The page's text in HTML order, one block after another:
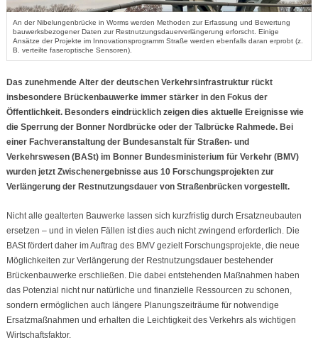
An der Nibelungenbrücke in Worms werden Methoden zur Erfassung und Bewertung
bauwerksbezogener Daten zur Restnutzungsdauerverlängerung erforscht. Einige
Ansätze der Projekte im Innovationsprogramm Straße werden ebenfalls daran erprobt (z.
B. verteilte faseroptische Sensoren).
Das zunehmende Alter der deutschen Verkehrsinfrastruktur rückt
insbesondere Brückenbauwerke immer stärker in den Fokus der
Öffentlichkeit. Besonders eindrücklich zeigen dies aktuelle Ereignisse wie
die Sperrung der Bonner Nordbrücke oder der Talbrücke Rahmede. Bei
einer Fachveranstaltung der Bundesanstalt für Straßen- und
Verkehrswesen (BASt) im Bonner Bundesministerium für Verkehr (BMV)
wurden jetzt Zwischenergebnisse aus 10 Forschungsprojekten zur
Verlängerung der Restnutzungsdauer von Straßenbrücken vorgestellt.
Nicht alle gealterten Bauwerke lassen sich kurzfristig durch Ersatzneubauten
ersetzen – und in vielen Fällen ist dies auch nicht zwingend erforderlich. Die
BASt fördert daher im Auftrag des BMV gezielt Forschungsprojekte, die neue
Möglichkeiten zur Verlängerung der Restnutzungsdauer bestehender
Brückenbauwerke erschließen. Die dabei entstehenden Maßnahmen haben
das Potenzial nicht nur natürliche und finanzielle Ressourcen zu schonen,
sondern ermöglichen auch längere Planungszeiträume für notwendige
Ersatzmaßnahmen und erhalten die Leichtigkeit des Verkehrs als wichtigen
Wirtschaftsfaktor.